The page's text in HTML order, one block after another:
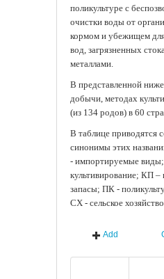
поликультуре с
очистки воды от
кормом и убежищем
вод, загрязненных
металлами.
В представленной
добычи, методах
(из 134 родов) в 60
В таблице приводятся
синонимы этих
- импортируемые
культивирование; КП
запасы; ПК -
СХ - сельское
Add